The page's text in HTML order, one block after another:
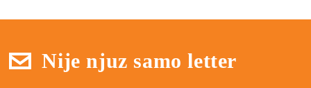
Nije njuz samo letter